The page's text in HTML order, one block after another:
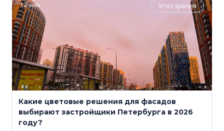
12 мая Угол зрения
Какие цветовые решения для фасадов
выбирают застройщики Петербурга в 2026
году?